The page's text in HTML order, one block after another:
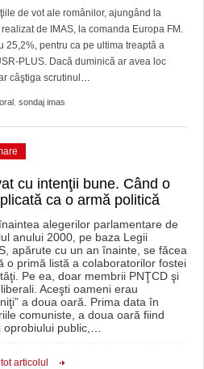
DIN TIMIŞ
de vot ale românilor, ajungând la
de IMAS, la comanda Europa FM.
25,2%, pentru ca pe ultima treaptă a
PLUS. Dacă duminică ar avea loc
câştiga scrutinul…
sondaj imas
cu intenţii bune. Când o
ca o armă politică
alegerilor parlamentare de
anului 2000, pe baza Legii
apărute cu un an înainte, se făcea
o primă listă a colaboratorilor fostei
Pe ea, doar membrii PNŢCD şi
Aceşti oameni erau
a doua oară. Prima data în
comuniste, a doua oară fiind
oprobiului public,
articolul